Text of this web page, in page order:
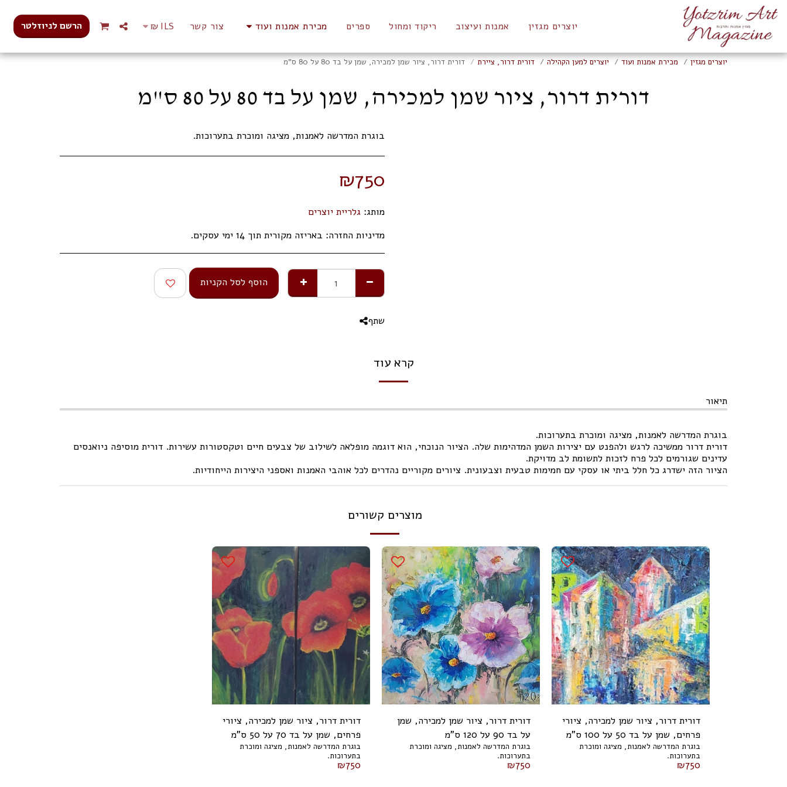
יוצרים מגזין אמנות ועיצוב ריקוד ומחול ספרים מכירת אמנות ועוד צור קשר ILS
₪ הרשם לניוזלטר
יוצרים מגזין מכירת אמנות ועוד יוצרים למען הקהילה דורית דרור, ציירת דורית דרור, ציור שמן למכירה, שמן על בד 80 על 80 ס"מ
דורית דרור, ציור שמן למכירה, שמן על בד 80 על 80 ס"מ
בוגרת המדרשה לאמנות, מציגה ומוכרת בתערוכות.
₪750
מותג: גלריית יוצרים
מדיניות החזרה: באריזה מקורית תוך 14 ימי עסקים.
הוסף לסל הקניות
שתף
קרא עוד
תיאור
בוגרת המדרשה לאמנות, מציגה ומוכרת בתערוכות.
דורית דרור ממשיכה לרגש ולהפנט עם יצירות השמן המדהימות שלה. הציור הנוכחי, הוא דוגמה מופלאה לשילוב של צבעים חיים וטקסטורות עשירות. דורית מוסיפה ניואנסים
עדינים שגורמים לכל פרח לזכות לתשומת לב מדויקת.
הציור הזה ישדרג כל חלל ביתי או עסקי עם חמימות טבעית וצבעונית. ציורים מקוריים נהדרים לכל אוהבי האמנות ואספני היצירות הייחודיות.
מוצרים קשורים
דורית דרור, ציור שמן למכירה, ציורי
פרחים, שמן על בד 50 על 100 ס"מ
בוגרת המדרשה לאמנות, מציגה ומוכרת
בתערוכות.
₪750
דורית דרור, ציור שמן למכירה, שמן
על בד 90 על 120 ס"מ
בוגרת המדרשה לאמנות, מציגה ומוכרת
בתערוכות.
₪750
דורית דרור, ציור שמן למכירה, ציורי
פרחים, שמן על בד 70 על 50 ס"מ
בוגרת המדרשה לאמנות, מציגה ומוכרת
בתערוכות.
₪750